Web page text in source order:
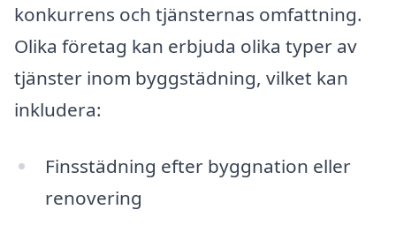
konkurrens och tjänsternas omfattning.
Olika företag kan erbjuda olika typer av
tjänster inom byggstädning, vilket kan
inkludera:
Finsstädning efter byggnation eller
renovering